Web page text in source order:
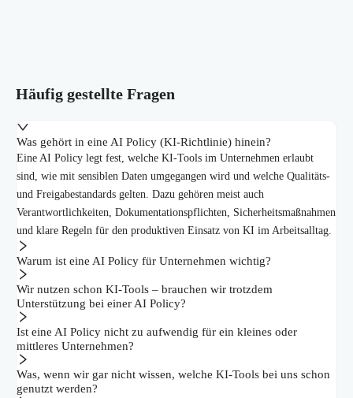
Häufig gestellte Fragen
Was gehört in eine AI Policy (KI-Richtlinie) hinein?
Eine AI Policy legt fest, welche KI-Tools im Unternehmen erlaubt
sind, wie mit sensiblen Daten umgegangen wird und welche Qualitäts-
und Freigabestandards gelten. Dazu gehören meist auch
Verantwortlichkeiten, Dokumentationspflichten, Sicherheitsmaßnahmen
und klare Regeln für den produktiven Einsatz von KI im Arbeitsalltag.
Warum ist eine AI Policy für Unternehmen wichtig?
Wir nutzen schon KI-Tools – brauchen wir trotzdem
Unterstützung bei einer AI Policy?
Ist eine AI Policy nicht zu aufwendig für ein kleines oder
mittleres Unternehmen?
Was, wenn wir gar nicht wissen, welche KI-Tools bei uns schon
genutzt werden?